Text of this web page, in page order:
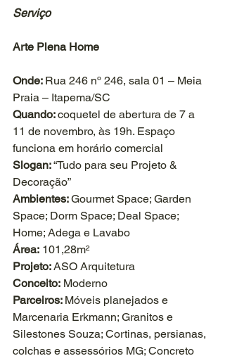
Serviço
Arte Plena Home
Onde: Rua 246 nº 246, sala 01 – Meia
Praia – Itapema/SC
Quando: coquetel de abertura de 7 a
11 de novembro, às 19h. Espaço
funciona em horário comercial
Slogan: “Tudo para seu Projeto &
Decoração”
Ambientes: Gourmet Space; Garden
Space; Dorm Space; Deal Space;
Home; Adega e Lavabo
Área: 101,28m²
Projeto: ASO Arquitetura
Conceito: Moderno
Parceiros: Móveis planejados e
Marcenaria Erkmann; Granitos e
Silestones Souza; Cortinas, persianas,
colchas e assessórios MG; Concreto